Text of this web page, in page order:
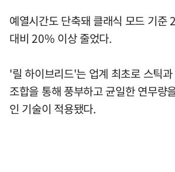
예열시간도 단축돼 클래식 모드 기준
대비 20% 이상 줄었다.
'릴 하이브리드'는 업계 최초로 스틱
조합을 통해 풍부하고 균일한 연무량
인 기술이 적용됐다.